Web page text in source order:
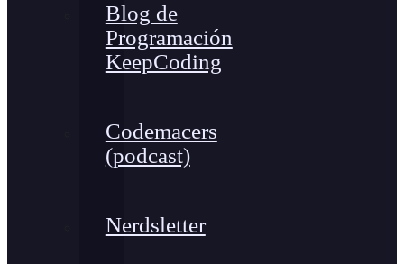
Blog de
Programación
KeepCoding
Codemacers
(podcast)
Nerdsletter